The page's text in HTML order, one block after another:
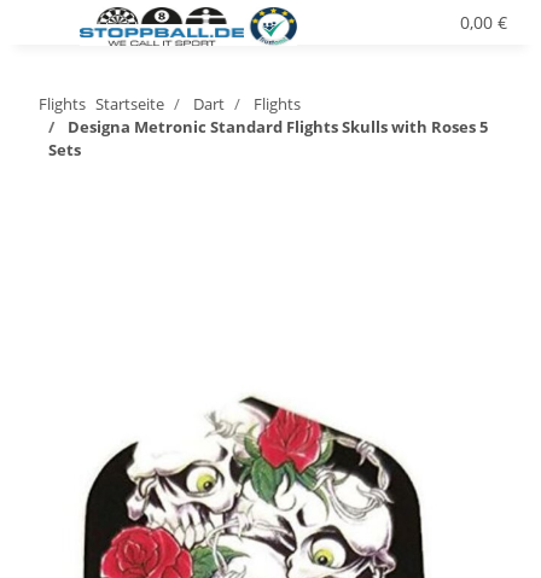
0,00 €
Flights Startseite Dart
Flights
Designa Metronic Standard Flights Skulls with Roses 5
Sets